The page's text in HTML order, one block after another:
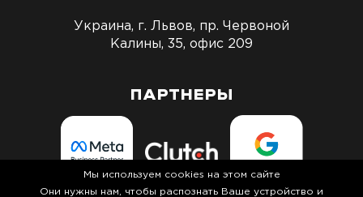
Украина, г. Львов, пр. Червоной
Калины, 35, офис 209
ПАРТНЕРЫ
Мы используем cookies на этом сайте
Они нужны нам, чтобы распознать Ваше устройство и